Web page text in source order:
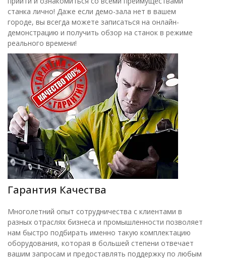
станка лично! Даже если демо-зала нет в вашем
городе, вы всегда можете записаться на онлайн-
демонстрацию и получить обзор на станок в режиме
реального времени!
Гарантия Качества
Многолетний опыт сотрудничества с клиентами в
разных отраслях бизнеса и промышленности позволяет
нам быстро подбирать именно такую комплектацию
оборудования, которая в большей степени отвечает
вашим запросам и предоставлять поддержку по любым